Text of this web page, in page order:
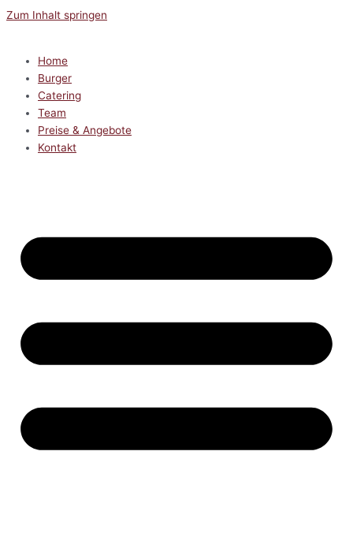
Zum Inhalt springen
Home
Burger
Catering
Team
Preise & Angebote
Kontakt